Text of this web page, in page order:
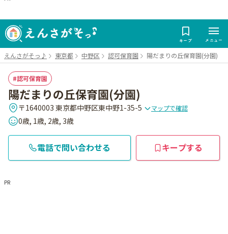
キープ メニュー
えんさがそっ♪ 東京都 中野区 認可保育園 陽だまりの丘保育園(分園)
認可保育園
陽だまりの丘保育園(分園)
〒1640003 東京都中野区東中野1-35-5 マップで確認
0歳, 1歳, 2歳, 3歳
電話で問い合わせる キープする
PR